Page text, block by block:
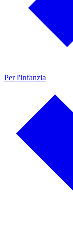
Per l'infanzia